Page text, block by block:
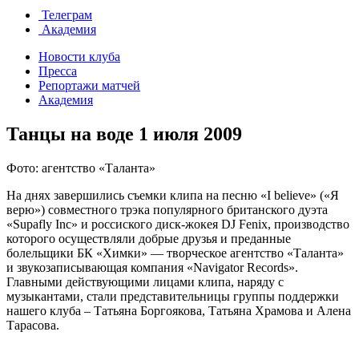
Телеграм
Академия
Новости клуба
Пресса
Репортажи матчей
Академия
Танцы на воде 1 июля 2009
Фото: агентство «Таланта»
На днях завершились съемки клипа на песню «I believe» («Я
верю») совместного трэка популярного британского дуэта
«Supafly Inc» и россиского диск-жокея DJ Fenix, производство
которого осуществляли добрые друзья и преданные
болельщики БК «Химки» — творческое агентство «Таланта»
и звукозаписывающая компания «Navigator Records».
Главными действующими лицами клипа, наряду с
музыкантами, стали представительницы группы поддержки
нашего клуба – Татьяна Боргоякова, Татьяна Храмова и Алена
Тарасова.